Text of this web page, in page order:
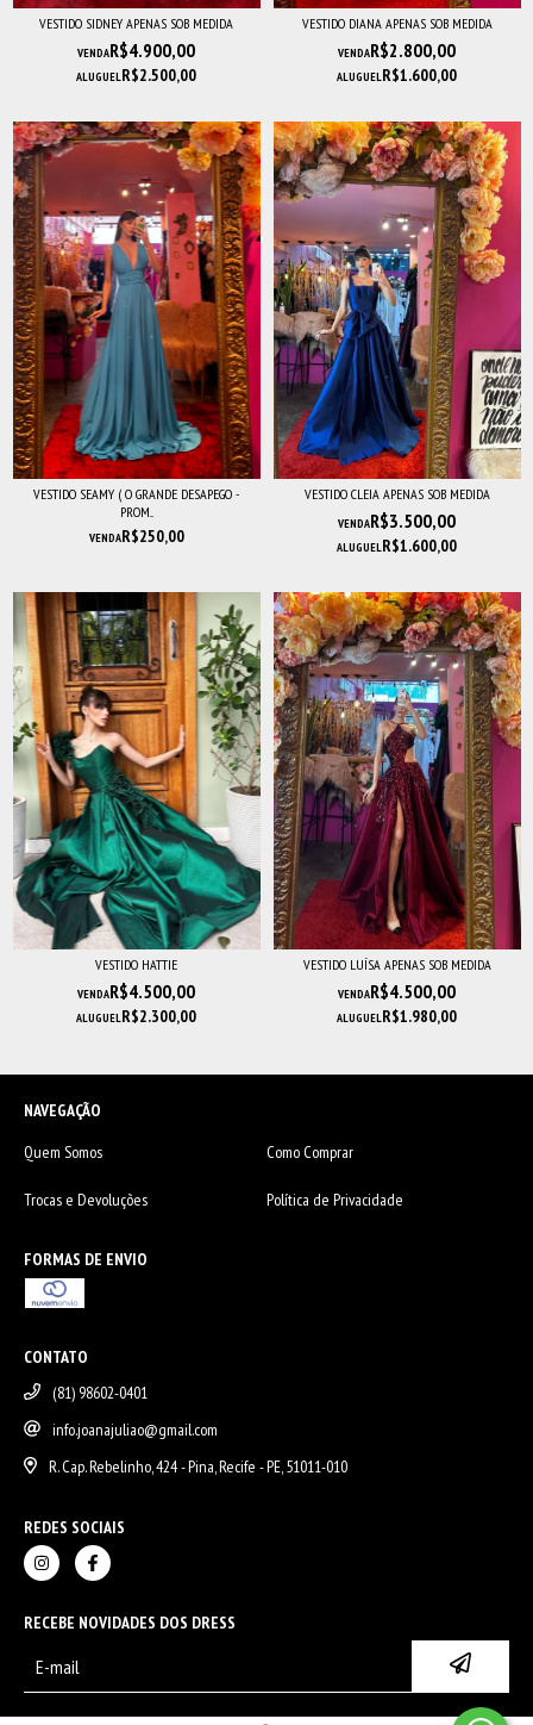
VESTIDO SIDNEY APENAS SOB MEDIDA
VENDAR$4.900,00
ALUGUELR$2.500,00
VESTIDO DIANA APENAS SOB MEDIDA
VENDAR$2.800,00
ALUGUELR$1.600,00
VESTIDO SEAMY ( O GRANDE DESAPEGO -
PROM...
VENDAR$250,00
VESTIDO CLEIA APENAS SOB MEDIDA
VENDAR$3.500,00
ALUGUELR$1.600,00
VESTIDO HATTIE
VENDAR$4.500,00
ALUGUELR$2.300,00
VESTIDO LUÍSA APENAS SOB MEDIDA
VENDAR$4.500,00
ALUGUELR$1.980,00
NAVEGAÇÃO
Quem Somos
Como Comprar
Trocas e Devoluções Política de Privacidade
FORMAS DE ENVIO
CONTATO
(81) 98602-0401
info.joanajuliao@gmail.com
R. Cap. Rebelinho, 424 - Pina, Recife - PE, 51011-010
REDES SOCIAIS
RECEBE NOVIDADES DOS DRESS